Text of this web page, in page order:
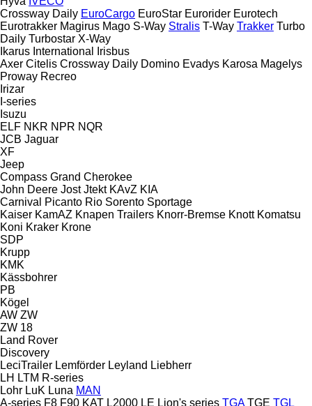
Crossway Daily EuroCargo EuroStar Eurorider Eurotech
Eurotrakker Magirus Mago S-Way Stralis T-Way Trakker Turbo
Daily Turbostar X-Way
Ikarus International
Irisbus
Axer Citelis Crossway Daily Domino Evadys Karosa Magelys
Proway Recreo
Irizar
I-series
Isuzu
ELF NKR NPR NQR
JCB Jaguar
XF
Jeep
Compass Grand Cherokee
John Deere Jost Jtekt KAvZ KIA
Carnival
Picanto Rio Sorento Sportage
Kaiser KamAZ Knapen Trailers Knorr-Bremse Knott Komatsu
Koni Kraker Krone
SDP
Krupp
KMK
Kässbohrer
PB
Kögel
AW ZW
ZW 18
Land Rover
Discovery
LeciTrailer Lemförder Leyland Liebherr
LH LTM R-series
Lohr LuK Luna MAN
A-series F8 F90 KAT L2000 LE Lion's series TGA TGE TGL